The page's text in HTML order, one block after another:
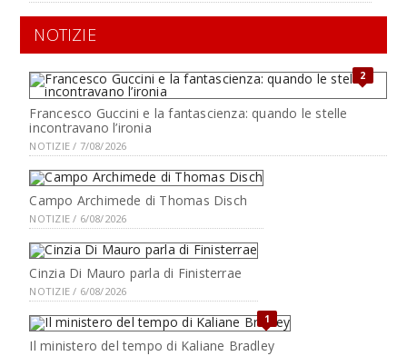
NOTIZIE
2
Francesco Guccini e la fantascienza: quando le stelle
incontravano l’ironia
NOTIZIE / 7/08/2026
Campo Archimede di Thomas Disch
NOTIZIE / 6/08/2026
Cinzia Di Mauro parla di Finisterrae
NOTIZIE / 6/08/2026
1
Il ministero del tempo di Kaliane Bradley